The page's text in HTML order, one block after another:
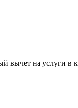
вычет на услуги в